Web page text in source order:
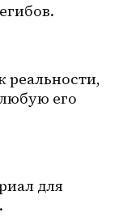
реальности,
его
для